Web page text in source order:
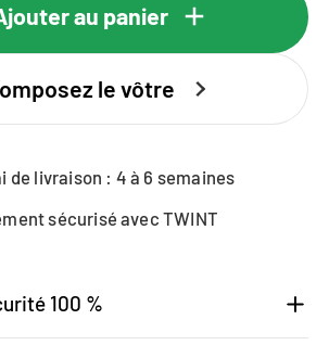
au panier
le vôtre
de livraison : 4 à 6 semaines
sécurisé avec TWINT
100 %